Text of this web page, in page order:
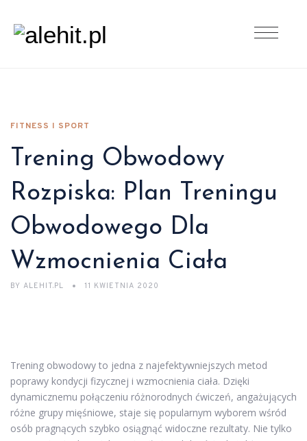
FITNESS I SPORT
Trening Obwodowy
Rozpiska: Plan Treningu
Obwodowego Dla
Wzmocnienia Ciała
BY ALEHIT.PL 11 KWIETNIA 2020
Trening obwodowy to jedna z najefektywniejszych metod
poprawy kondycji fizycznej i wzmocnienia ciała. Dzięki
dynamicznemu połączeniu różnorodnych ćwiczeń, angażujących
różne grupy mięśniowe, staje się popularnym wyborem wśród
osób pragnących szybko osiągnąć widoczne rezultaty. Nie tylko